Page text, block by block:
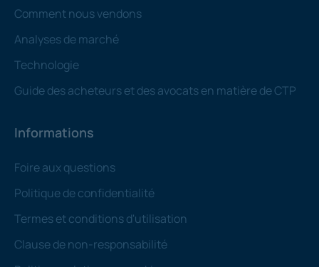
Comment nous vendons
Analyses de marché
Technologie
Guide des acheteurs et des avocats en matière de CTP
Informations
Foire aux questions
Politique de confidentialité
Termes et conditions d'utilisation
Clause de non-responsabilité